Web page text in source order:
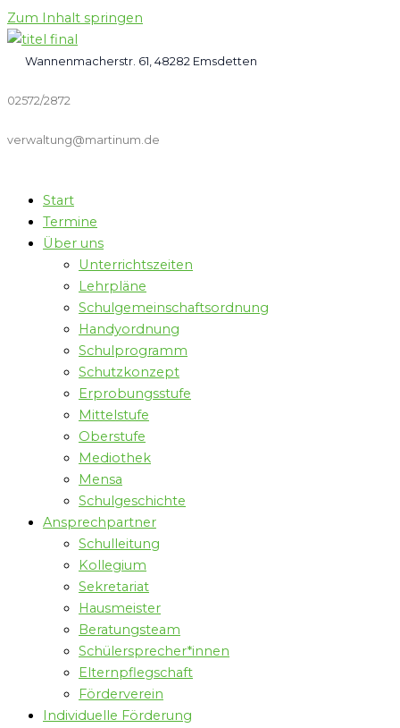
Zum Inhalt springen
Wannenmacherstr. 61, 48282 Emsdetten
02572/2872
verwaltung@martinum.de
Start
Termine
Über uns
Unterrichtszeiten
Lehrpläne
Schulgemeinschaftsordnung
Handyordnung
Schulprogramm
Schutzkonzept
Erprobungsstufe
Mittelstufe
Oberstufe
Mediothek
Mensa
Schulgeschichte
Ansprechpartner
Schulleitung
Kollegium
Sekretariat
Hausmeister
Beratungsteam
Schülersprecher*innen
Elternpflegschaft
Förderverein
Individuelle Förderung